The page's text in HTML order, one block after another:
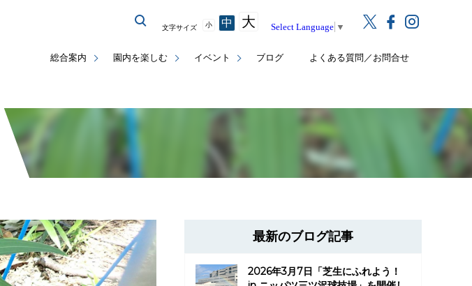
総合案内 園内を楽しむ イベント ブログ よくある質問／お問合せ
文字サイズ 小 中 大 Select Language ▼
最新のブログ記事
2026年3月7日「芝生にふれよう！